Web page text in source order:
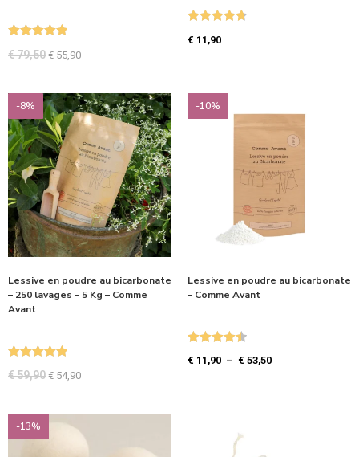
€79,50 € 55,90
€ 11,90
-8%
Lessive en poudre au bicarbonate
– 250 lavages – 5 Kg – Comme
Avant
€59,90 € 54,90
-10%
Lessive en poudre au bicarbonate
– Comme Avant
€ 11,90 – € 53,50
-13%